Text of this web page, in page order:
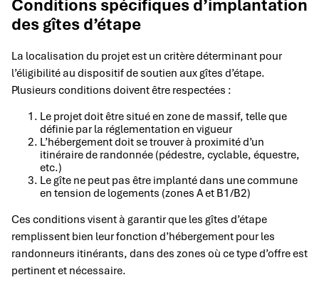
Conditions spécifiques d’implantation
des gîtes d’étape
La localisation du projet est un critère déterminant pour
l’éligibilité au dispositif de soutien aux gîtes d’étape.
Plusieurs conditions doivent être respectées :
Le projet doit être situé en zone de massif, telle que
définie par la réglementation en vigueur
L’hébergement doit se trouver à proximité d’un
itinéraire de randonnée (pédestre, cyclable, équestre,
etc.)
Le gîte ne peut pas être implanté dans une commune
en tension de logements (zones A et B1/B2)
Ces conditions visent à garantir que les gîtes d’étape
remplissent bien leur fonction d’hébergement pour les
randonneurs itinérants, dans des zones où ce type d’offre est
pertinent et nécessaire.